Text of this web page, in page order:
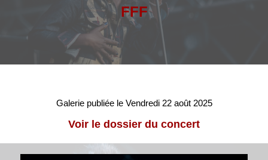
FFF
Galerie publiée le Vendredi 22 août 2025
Voir le dossier du concert